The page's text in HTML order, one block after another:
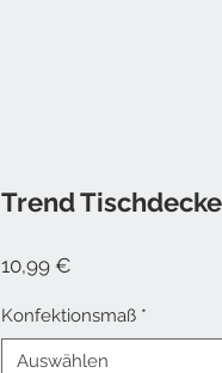
Trend
10,99 €
Konfektionsmaß *
Auswählen